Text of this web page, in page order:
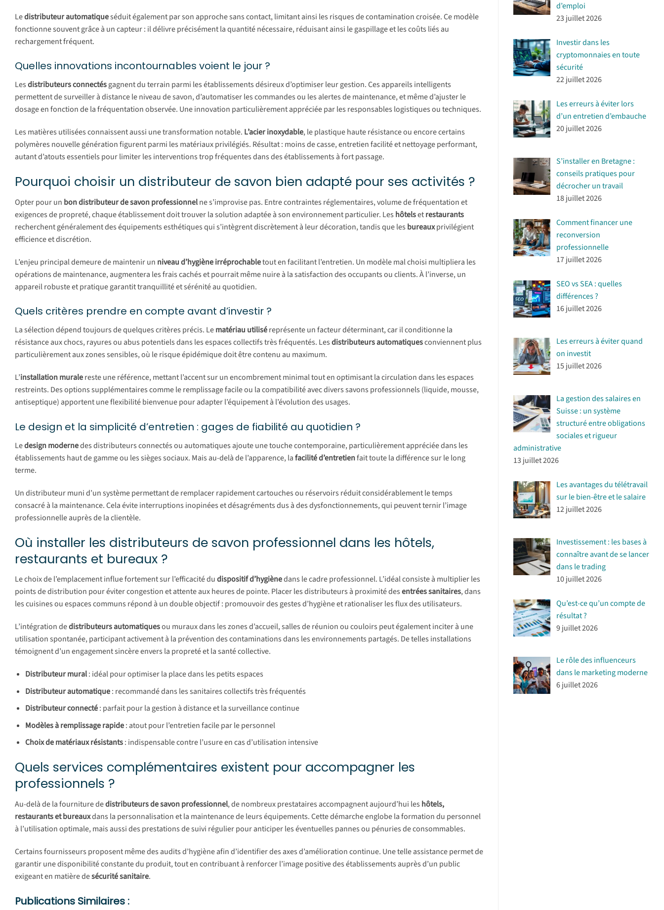
Ledistributeur automatiqueséduit également par son approche sans contact, limitant ainsi les risques de contamination croisée. Ce modèle
fonctionne souvent grâce à un capteur : il délivre précisément la quantité nécessaire, réduisant ainsi le gaspillage et les coûts liés au
rechargement fréquent.
Quelles innovations incontournables voient le jour ?
Lesdistributeurs connectésgagnent du terrain parmi les établissements désireux d’optimiser leur gestion. Ces appareils intelligents
permettent de surveiller à distance le niveau de savon, d’automatiser les commandes ou les alertes de maintenance, et même d’ajuster le
dosage en fonction de la fréquentation observée. Une innovation particulièrement appréciée par les responsables logistiques ou techniques.
Les matières utilisées connaissent aussi une transformation notable. L’acier inoxydable, le plastique haute résistance ou encore certains
polymères nouvelle génération figurent parmi les matériaux privilégiés. Résultat : moins de casse, entretien facilité et nettoyage performant,
autant d’atouts essentiels pour limiter les interventions trop fréquentes dans des établissements à fort passage.
Pourquoi choisir un distributeur de savon bien adapté pour ses activités ?
Opter pour un bon distributeur de savon professionnelne s’improvise pas. Entre contraintes réglementaires, volume de fréquentation et
exigences de propreté, chaque établissement doit trouver la solution adaptée à son environnement particulier. Les hôtelsetrestaurants
recherchent généralement des équipements esthétiques qui s’intègrent discrètement à leur décoration, tandis que les bureauxprivilégient
efficience et discrétion.
L’enjeu principal demeure de maintenir un niveau d’hygiène irréprochabletout en facilitant l’entretien. Un modèle mal choisi multipliera les
opérations de maintenance, augmentera les frais cachés et pourrait même nuire à la satisfaction des occupants ou clients. À l’inverse, un
appareil robuste et pratique garantit tranquillité et sérénité au quotidien.
Quels critères prendre en compte avant d’investir ?
La sélection dépend toujours de quelques critères précis. Lematériau utiliséreprésente un facteur déterminant, car il conditionne la
résistance aux chocs, rayures ou abus potentiels dans les espaces collectifs très fréquentés. Lesdistributeurs automatiquesconviennent plus
particulièrement aux zones sensibles, où le risque épidémique doit être contenu au maximum.
L’installation muralereste une référence, mettant l’accent sur un encombrement minimal tout en optimisant la circulation dans les espaces
restreints. Des options supplémentaires comme le remplissage facile ou la compatibilité avec divers savons professionnels (liquide, mousse,
antiseptique) apportent une flexibilité bienvenue pour adapter l’équipement à l’évolution des usages.
Le design et la simplicité d’entretien : gages de fiabilité au quotidien ?
Ledesign modernedes distributeurs connectés ou automatiques ajoute une touche contemporaine, particulièrement appréciée dans les
établissements haut de gamme ou les sièges sociaux. Mais au-delà de l’apparence, lafacilité d’entretienfait toute la différence sur le long
terme.
Un distributeur muni d’un système permettant de remplacer rapidement cartouches ou réservoirs réduit considérablement le temps
consacré à la maintenance. Cela évite interruptions inopinées et désagréments dus à des dysfonctionnements, qui peuvent ternir l’image
professionnelle auprès de la clientèle.
Où installer les distributeurs de savon professionnel dans les hôtels,
restaurants et bureaux ?
Le choix de l’emplacement influe fortement sur l’efficacité dudispositif d’hygiènedans le cadre professionnel. L’idéal consiste à multiplier les
points de distribution pour éviter congestion et attente aux heures de pointe. Placer les distributeurs à proximité desentrées sanitaires, dans
les cuisines ou espaces communs répond à un double objectif : promouvoir des gestes d’hygiène et rationaliser les flux des utilisateurs.
L’intégration dedistributeurs automatiquesou muraux dans les zones d’accueil, salles de réunion ou couloirs peut également inciter à une
utilisation spontanée, participant activement à la prévention des contaminations dans les environnements partagés. De telles installations
témoignent d’un engagement sincère envers la propreté et la santé collective.
Distributeur mural: idéal pour optimiser la place dans les petits espaces
Distributeur automatique: recommandé dans les sanitaires collectifs très fréquentés
Distributeur connecté: parfait pour la gestion à distance et la surveillance continue
Modèles à remplissage rapide: atout pour l’entretien facile par le personnel
Choix de matériaux résistants: indispensable contre l’usure en cas d’utilisation intensive
Quels services complémentaires existent pour accompagner les
professionnels ?
Au-delà de la fourniture dedistributeurs de savon professionnel, de nombreux prestataires accompagnent aujourd’hui les hôtels,
restaurants et bureauxdans la personnalisation et la maintenance de leurs équipements. Cette démarche englobe la formation du personnel
à l’utilisation optimale, mais aussi des prestations de suivi régulier pour anticiper les éventuelles pannes ou pénuries de consommables.
Certains fournisseurs proposent même des audits d’hygiène afin d’identifier des axes d’amélioration continue. Une telle assistance permet de
garantir une disponibilité constante du produit, tout en contribuant à renforcer l’image positive des établissements auprès d’un public
exigeant en matière desécurité sanitaire.
Publications Similaires :
d’emploi
23 juillet 2026
Investir dans les
cryptomonnaies en toute
sécurité
22 juillet 2026
Les erreurs à éviter lors
d’un entretien d’embauche
20 juillet 2026
S’installer en Bretagne :
conseils pratiques pour
décrocher un travail
18 juillet 2026
Comment financer une
reconversion
professionnelle
17 juillet 2026
SEO vs SEA : quelles
différences ?
16 juillet 2026
Les erreurs à éviter quand
on investit
15 juillet 2026
La gestion des salaires en
Suisse : un système
structuré entre obligations
sociales et rigueur
administrative
13 juillet 2026
Les avantages du télétravail
sur le bien-être et le salaire
12 juillet 2026
Investissement : les bases à
connaître avant de se lancer
dans le trading
10 juillet 2026
Qu’est-ce qu’un compte de
résultat ?
9 juillet 2026
Le rôle des influenceurs
dans le marketing moderne
6 juillet 2026